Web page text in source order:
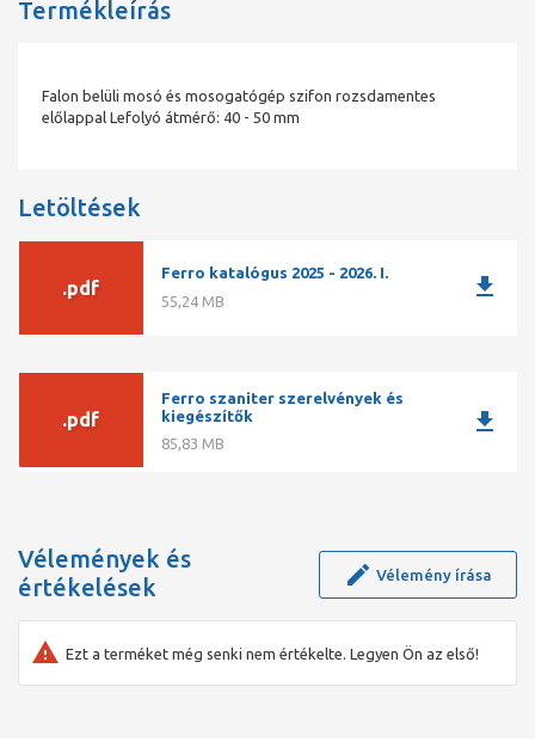
Termékleírás
Falon belüli mosó és mosogatógép szifon rozsdamentes
előlappal Lefolyó átmérő: 40 - 50 mm
Letöltések
.pdf
Ferro katalógus 2025 - 2026. I.
55,24 MB
download
.pdf
Ferro szaniter szerelvények és
kiegészítők
85,83 MB
download
Vélemények és
értékelések
Vélemény írása
Ezt a terméket még senki nem értékelte. Legyen Ön az első!